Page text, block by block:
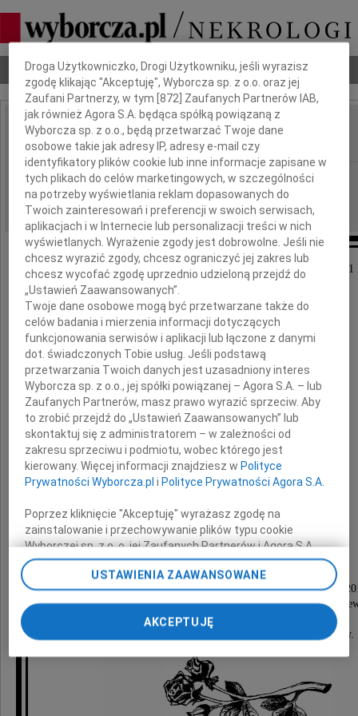
Nekrologi Odeszli Poradnik pogrzebowy
IMIĘ I NAZWISKO: Ewa Kucharska
REGION: Częstochowa
DATA EMISJI: 22.01.2016
W dniu 20 stycznia 2016 roku zmarła w wieku 71
nasza ukochana Mama i Babcia
Ś.P.
EWA KUCHARSKA
Syn z żoną
oraz wnuki: Karol i Maksymilian
Msza święta żałobna odbędzie się w dniu 23 stycznia
o godz. 12.00 w Kościele pw. św. Kazimierza
przy ul. Brzeźnickiej 45 w Częstochowie,
po czym nastąpi pogrzeb na cmentarzu Raków.
Dbamy o Twoją prywatność
Droga Użytkowniczko, Drogi Użytkowniku, jeśli wyrazisz
zgodę klikając "Akceptuję", Wyborcza sp. z o.o. oraz jej
Zaufani Partnerzy, w tym [872 ] Zaufanych Partnerów IAB,
jak również Agora S.A. będąca spółką powiązaną z
Wyborcza sp. z o.o., będą przetwarzać Twoje dane
osobowe takie jak adresy IP, adresy e-mail czy
identyfikatory plików cookie lub inne informacje zapisane w
tych plikach do celów marketingowych, w szczególności
na potrzeby wyświetlania reklam dopasowanych do
Twoich zainteresowań i preferencji w swoich serwisach,
aplikacjach i w Internecie lub personalizacji treści w nich
wyświetlanych. Wyrażenie zgody jest dobrowolne. Jeśli nie
chcesz wyrazić zgody, chcesz ograniczyć jej zakres lub
chcesz wycofać zgodę uprzednio udzieloną przejdź do
„Ustawień Zaawansowanych”.
Twoje dane osobowe mogą być przetwarzane także do
celów badania i mierzenia informacji dotyczących
funkcjonowania serwisów i aplikacji lub łączone z danymi
dot. świadczonych Tobie usług. Jeśli podstawą
przetwarzania Twoich danych jest uzasadniony interes
Wyborcza sp. z o.o., jej spółki powiązanej – Agora S.A. – lub
Zaufanych Partnerów, masz prawo wyrazić sprzeciw. Aby
to zrobić przejdź do „Ustawień Zaawansowanych” lub
skontaktuj się z administratorem – w zależności od
zakresu sprzeciwu i podmiotu, wobec którego jest
kierowany. Więcej informacji znajdziesz w Polityce
Prywatności Wyborcza.pl i Polityce Prywatności Agora S.A.
Poprzez kliknięcie "Akceptuję" wyrażasz zgodę na
zainstalowanie i przechowywanie plików typu cookie
Wyborczej sp. z o. o. jej Zaufanych Partnerów i Agora S.A.
na Twoim urządzeniu końcowym. Możesz też w każdej
chwili zmienić swoje preferencje dot. plików cookie,
ponownie wywołując narzędzie do zarządzania Twoimi
preferencjami dot. przetwarzania danych poprzez
odnośnik „Ustawienia prywatności” w stopce serwisu i
przechodząc do sekcji „Ustawienia zaawansowane”.
Zmiana ustawień plików cookie możliwa jest także za
pomocą ustawień przeglądarki.
My, nasi Zaufani Partnerzy i Agora S.A. możemy
USTAWIENIA ZAAWANSOWANE
AKCEPTUJĘ